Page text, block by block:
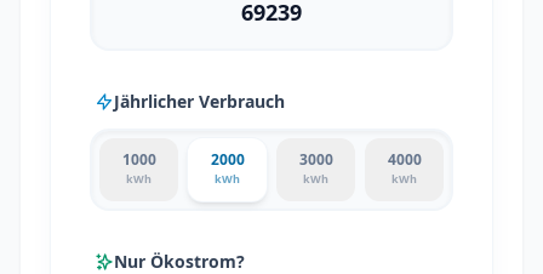
Jährlicher Verbrauch
1000
kWh
2000
kWh
3000
kWh
4000
kWh
Nur Ökostrom?